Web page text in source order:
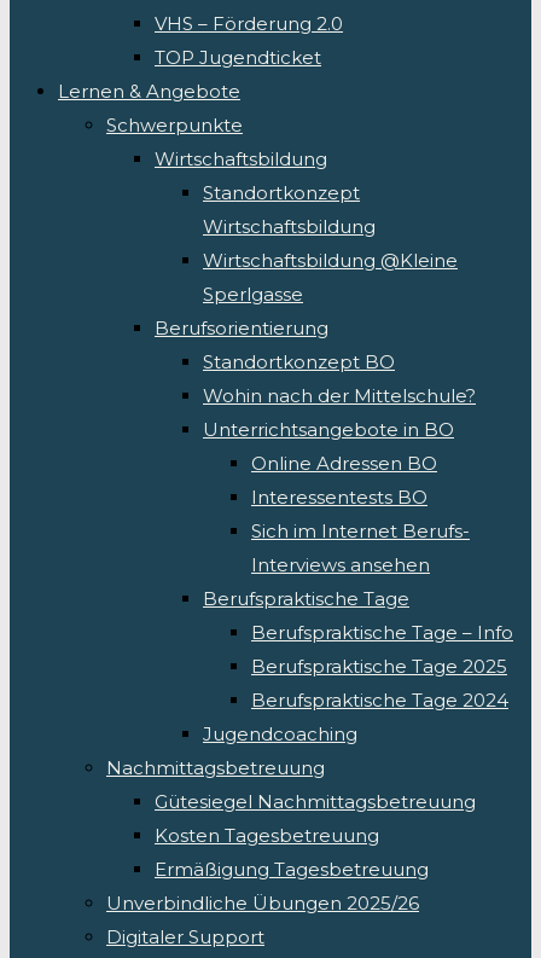
VHS – Förderung 2.0
TOP Jugendticket
Lernen & Angebote
Schwerpunkte
Wirtschaftsbildung
Standortkonzept
Wirtschaftsbildung
Wirtschaftsbildung @Kleine
Sperlgasse
Berufsorientierung
Standortkonzept BO
Wohin nach der Mittelschule?
Unterrichtsangebote in BO
Online Adressen BO
Interessentests BO
Sich im Internet Berufs-
Interviews ansehen
Berufspraktische Tage
Berufspraktische Tage – Info
Berufspraktische Tage 2025
Berufspraktische Tage 2024
Jugendcoaching
Nachmittagsbetreuung
Gütesiegel Nachmittagsbetreuung
Kosten Tagesbetreuung
Ermäßigung Tagesbetreuung
Unverbindliche Übungen 2025/26
Digitaler Support